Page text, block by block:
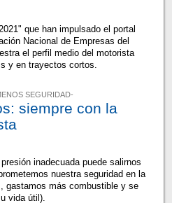
que han impulsado el portal
Nacional de Empresas del
el perfil medio del motorista
y en trayectos cortos.
SEGURIDAD-
siempre con la
inadecuada puede salirnos
nuestra seguridad en la
gastamos más combustible y se
vida útil).